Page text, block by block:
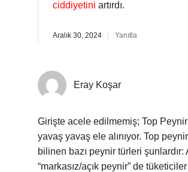
ciddiyetini artırdı.
Aralık 30, 2024 Yanıtla
Eray Koşar
Girişte acele edilmemiş; Top Peynir
yavaş yavaş ele alınıyor. Top
bilinen bazı peynir türleri şunlardır:
“markasız/açık peynir” de tüketiciler